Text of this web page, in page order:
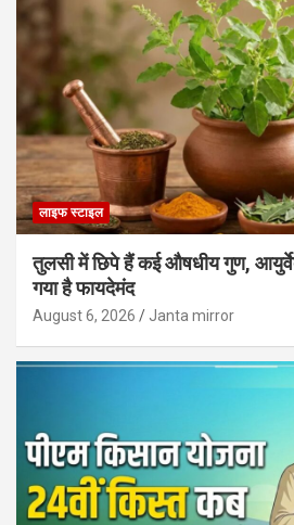
लाइफ स्टाइल
तुलसी में छिपे हैं कई औषधीय गुण, आयुर्वेद
गया है फायदेमंद
August 6, 2026 Janta mirror